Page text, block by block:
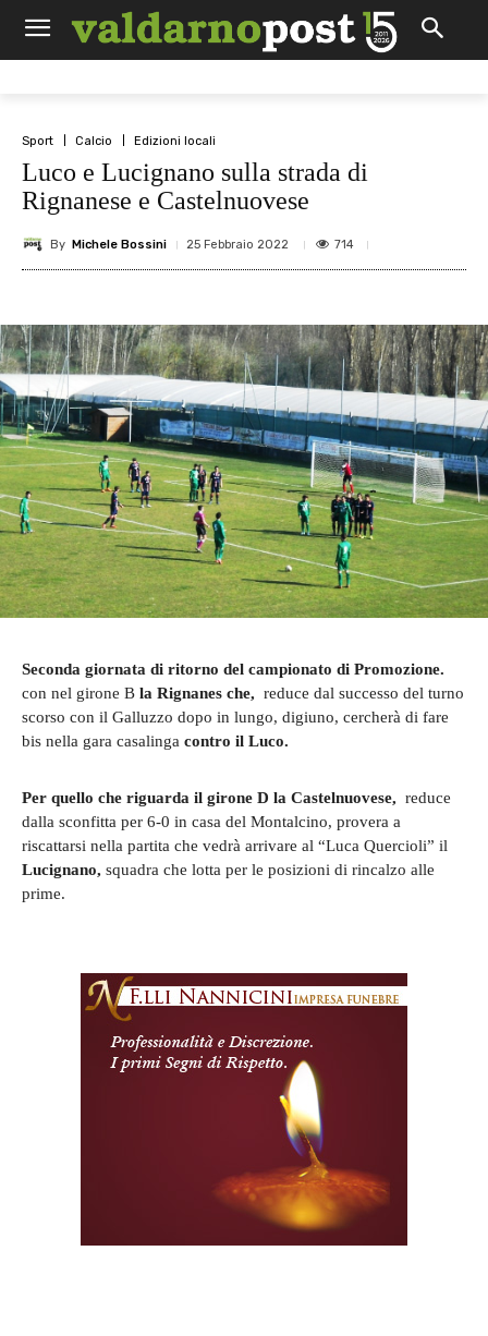
Sport Calcio Edizioni locali
Luco e Lucignano sulla strada di
Rignanese e Castelnuovese
By Michele Bossini 25 Febbraio 2022 714
Seconda giornata di ritorno del campionato di Promozione.
con nel girone B la Rignanes che, reduce dal successo del turno
scorso con il Galluzzo dopo in lungo, digiuno, cercherà di fare
bis nella gara casalinga contro il Luco.
Per quello che riguarda il girone D la Castelnuovese, reduce
dalla sconfitta per 6-0 in casa del Montalcino, provera a
riscattarsi nella partita che vedrà arrivare al “Luca Quercioli” il
Lucignano, squadra che lotta per le posizioni di rincalzo alle
prime.